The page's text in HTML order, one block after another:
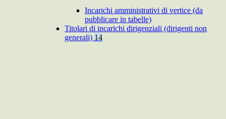
Incarichi amministrativi di vertice (da
pubblicare in tabelle)
Titolari di incarichi dirigenziali (dirigenti non
generali) 14